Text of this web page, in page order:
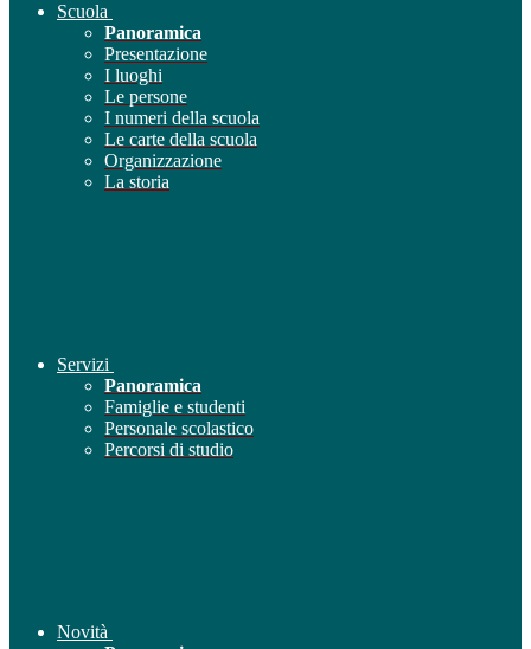
Scuola
Panoramica
Presentazione
I luoghi
Le persone
I numeri della scuola
Le carte della scuola
Organizzazione
La storia
Servizi
Panoramica
Famiglie e studenti
Personale scolastico
Percorsi di studio
Novità